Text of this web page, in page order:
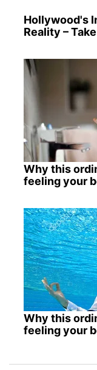
Hollywood's
Reality –
Why this
feeling your
Why this
feeling your